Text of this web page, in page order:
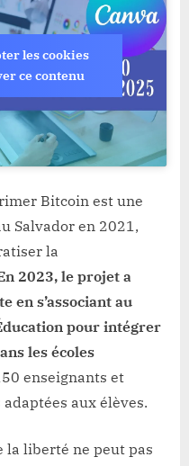
les cookies
ce contenu
Bitcoin est une
Salvador en 2021,
la
2023, le projet a
en s’associant au
pour intégrer
les écoles
enseignants et
aux élèves.
la liberté ne peut pas